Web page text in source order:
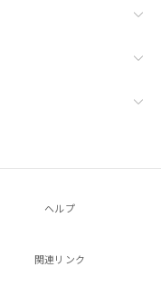
ヘルプ
関連リンク